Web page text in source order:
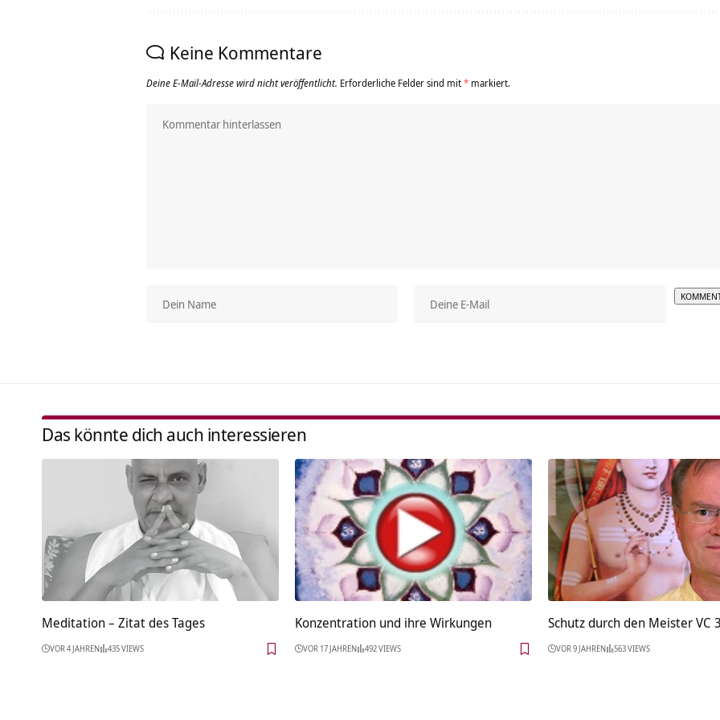
Keine Kommentare
Deine E-Mail-Adresse wird nicht veröffentlicht. Erforderliche Felder sind mit* markiert.
Das könnte dich auch interessieren
Meditation – Zitat des Tages
VOR 4 JAHREN 435 VIEWS
Konzentration und ihre Wirkungen
VOR 17 JAHREN 492 VIEWS
Schutz durch den Meister VC
VOR 9 JAHREN 563 VIEWS